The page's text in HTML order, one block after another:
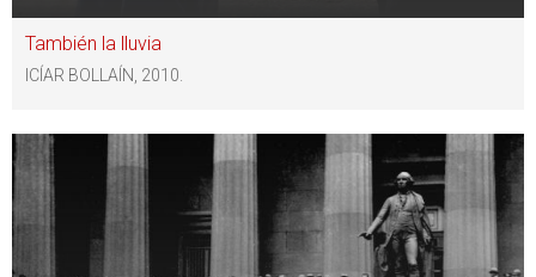
También la lluvia
ICÍAR BOLLAÍN, 2010.